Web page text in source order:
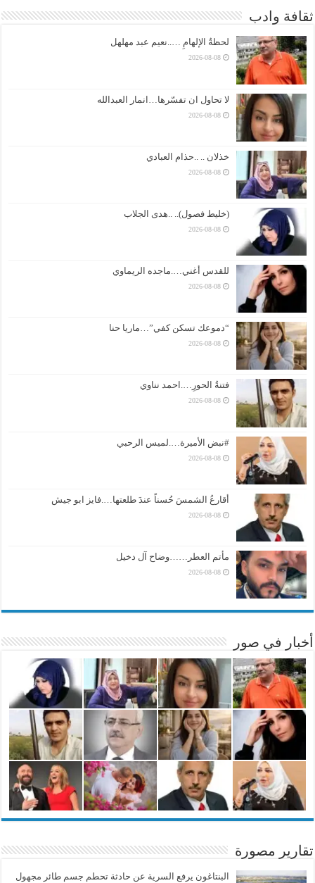
ثقافة وادب
لحظةُ الإلهامِ …..نعيم عبد مهلهل
2026-08-08
لا تحاول ان تفسّرها…انمار العبدالله
2026-08-08
خذلان .. ..حذام العبادي
2026-08-08
(خليط فصول).. ..هدى الجلاب
2026-08-08
للقدس أغني….ماجده الريماوي
2026-08-08
“دموعك تسكن كفي”…ماريا حنا
2026-08-08
فتنةُ الحورِ….احمد نناوي
2026-08-08
#نبض الأميرة….لميس الرحبي
2026-08-08
أقارعُ الشمسَ حُسناً عندَ طلعتها….فايز ابو جيش
2026-08-08
مأتم العطر……وضاح آل دخيل
2026-08-08
أخبار في صور
تقارير مصورة
البنتاغون يرفع السرية عن حادثة تحطم جسم طائر مجهول